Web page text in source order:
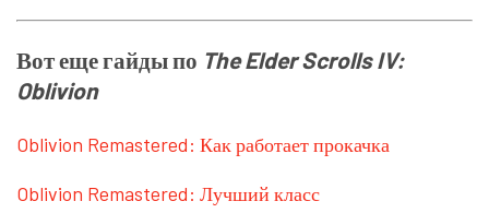
Вот еще гайды по The Elder Scrolls IV:
Oblivion
Oblivion Remastered: Как работает прокачка
Oblivion Remastered: Лучший класс